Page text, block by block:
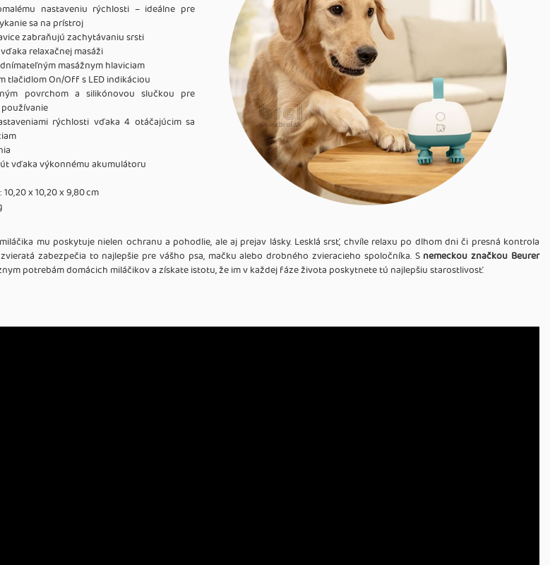
nastaveniu rýchlosti – ideálne pre
sa na prístroj
zabraňujú zachytávaniu srsti
relaxačnej masáži
masážnym hlaviciam
tlačidlom On/Off s LED indikáciou
povrchom a silikónovou slučkou pre
rýchlosti vďaka 4 otáčajúcim sa
vďaka výkonnému akumulátoru
x 10,20 x 9,80 cm
mu poskytuje nielen ochranu a pohodlie, ale aj prejav lásky. Lesklá srsť, chvíle relaxu po dlhom dni či presná kontrola
zabezpečia to najlepšie pre vášho psa, mačku alebo drobného zvieracieho spoločníka. S nemeckou značkou Beurer
potrebám domácich miláčikov a získate istotu, že im v každej fáze života poskytnete tú najlepšiu starostlivosť.